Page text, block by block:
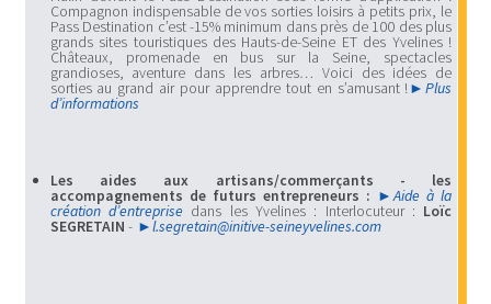
Compagnon indispensable de vos sorties loisirs à petits prix, le
Pass Destination c’est -15% minimum dans près de 100 des plus
grands sites touristiques des Hauts-de-Seine ET des Yvelines !
Châteaux, promenade en bus sur la Seine, spectacles
grandioses, aventure dans les arbres… Voici des idées de
sorties au grand air pour apprendre tout en s’amusant ! Plus
d’informations
Les aides aux artisans/commerçants - les
accompagnements de futurs entrepreneurs : Aide à la
création d’entreprisedans les Yvelines : Interlocuteur : Loïc
SEGRETAIN - l.segretain@initive-seineyvelines.com